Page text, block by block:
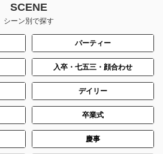
SCENE
シーン別で探す
パーティー
入卒・七五三・顔合わせ
デイリー
卒業式
慶事